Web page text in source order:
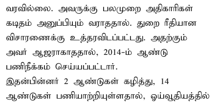
வரவில்லை. அவருக்கு பலமுறை அதிகாரிகள்
கடிதம் அனுப்பியும் வராததால். துறை ரீதியான
விசாரணைக்கு உத்தரவிடப்பட்டது. அதற்கும்
அவர் ஆஜராகாததால், 2014-ம் ஆண்டு
பணிநீக்கம் செய்யப்பட்டார்.
இதன்பின்னர் 2 ஆண்டுகள் கழித்து, 14
ஆண்டுகள் பணியாற்றியுள்ளதால், ஓய்வூதியத்தில்